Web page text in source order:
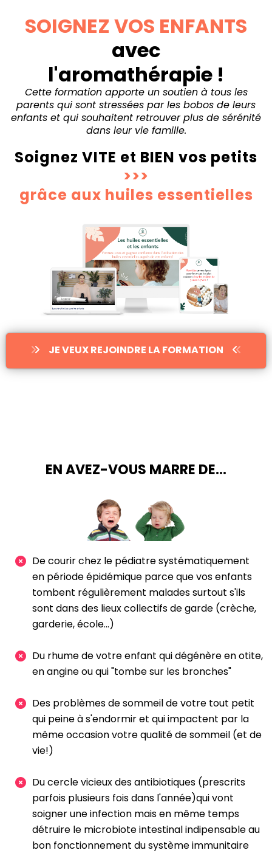
SOIGNEZ VOS ENFANTS
avec
l'aromathérapie !
Cette formation apporte un soutien à tous les
parents qui sont stressées par les bobos de leurs
enfants et qui souhaitent retrouver plus de sérénité
dans leur vie famille.
Soignez VITE et BIEN vos petits
>>>
grâce aux huiles essentielles
JE VEUX REJOINDRE LA FORMATION
EN AVEZ-VOUS MARRE DE...
De courir chez le pédiatre systématiquement
en période épidémique parce que vos enfants
tombent régulièrement malades surtout s'ils
sont dans des lieux collectifs de garde (crèche,
garderie, école...)
Du rhume de votre enfant qui dégénère en otite,
en angine ou qui "tombe sur les bronches"
Des problèmes de sommeil de votre tout petit
qui peine à s'endormir et qui impactent par la
même occasion votre qualité de sommeil (et de
vie!)
Du cercle vicieux des antibiotiques (prescrits
parfois plusieurs fois dans l'année)qui vont
soigner une infection mais en même temps
détruire le microbiote intestinal indipensable au
bon fonctionnement du système immunitaire